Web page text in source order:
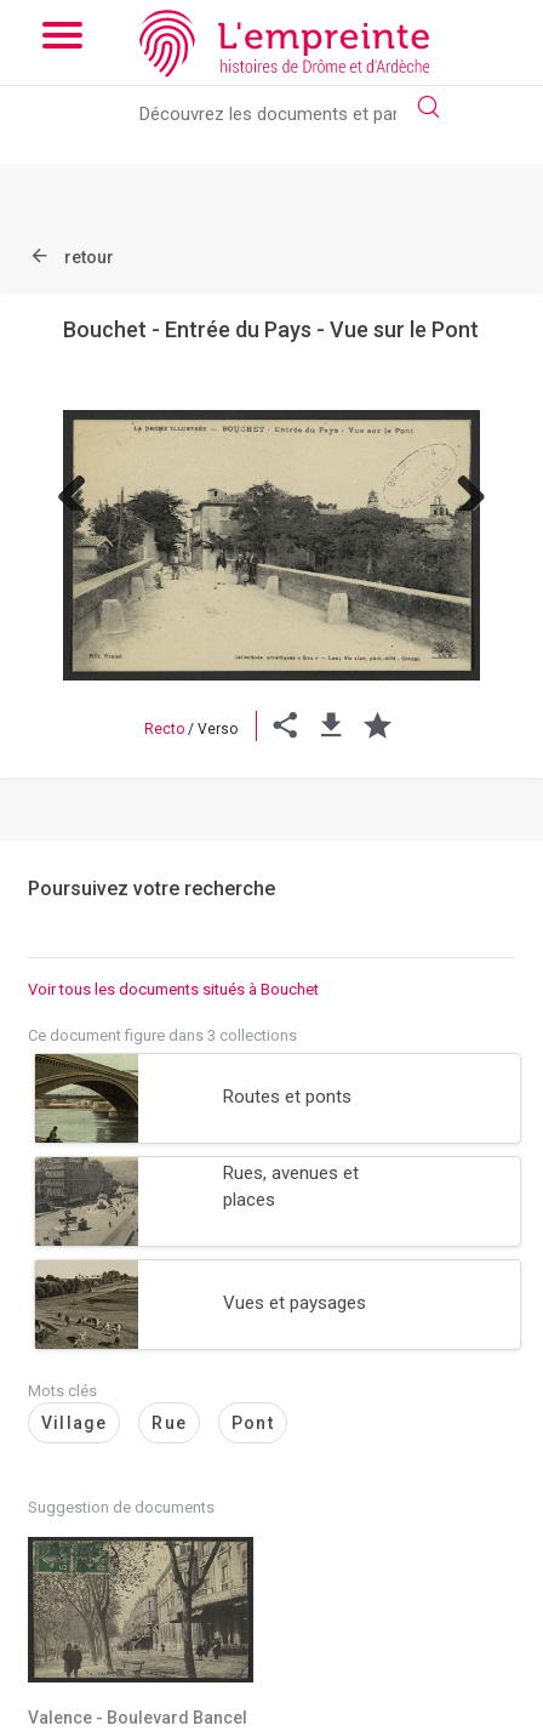
Array ( [slug] => document [ref] => B263626101_CP189 )
the new slick-theme.css if you want the default styling
retour
Bouchet - Entrée du Pays - Vue sur le Pont
Previous Next
Recto / Verso
Poursuivez votre recherche
Voir tous les documents situés à Bouchet
Ce document figure dans 3 collections
Routes et ponts
Rues, avenues et
places
Vues et paysages
Mots clés
Village Rue Pont
Suggestion de documents
Valence - Boulevard Bancel